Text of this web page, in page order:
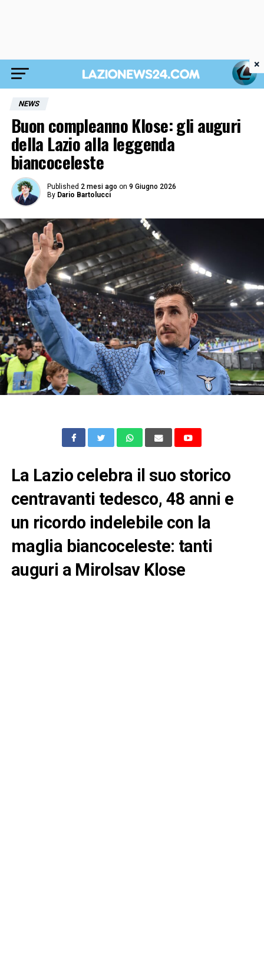
NEWS
Buon compleanno Klose: gli auguri
della Lazio alla leggenda
biancoceleste
Published 2 mesi ago on 9 Giugno 2026
By Dario Bartolucci
La Lazio celebra il suo storico
centravanti tedesco, 48 anni e
un ricordo indelebile con la
maglia biancoceleste: tanti
auguri a Mirolsav Klose
×